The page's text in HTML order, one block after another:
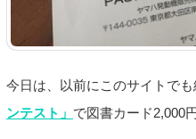
今日は、以前にこのサイトでも
ンテスト」 で図書カード2,000